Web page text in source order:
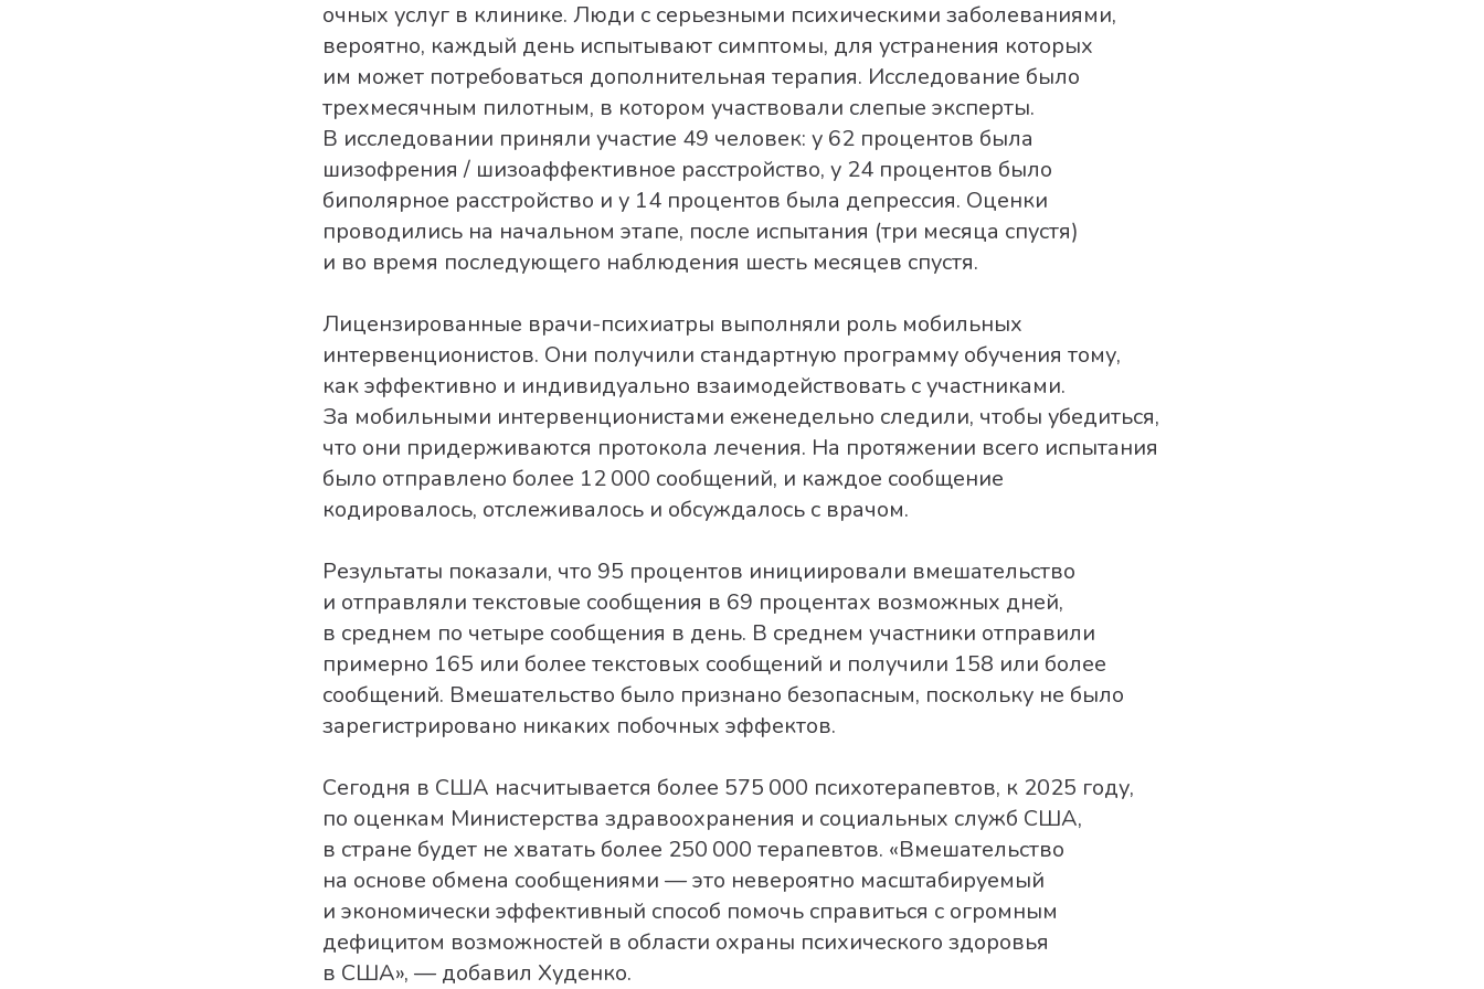
очных услуг в клинике. Люди с серьезными психическими заболеваниями,
вероятно, каждый день испытывают симптомы, для устранения которых
им может потребоваться дополнительная терапия. Исследование было
трехмесячным пилотным, в котором участвовали слепые эксперты.
В исследовании приняли участие 49 человек: у 62 процентов была
шизофрения / шизоаффективное расстройство, у 24 процентов было
биполярное расстройство и у 14 процентов была депрессия. Оценки
проводились на начальном этапе, после испытания (три месяца спустя)
и во время последующего наблюдения шесть месяцев спустя.
Лицензированные врачи-психиатры выполняли роль мобильных
интервенционистов. Они получили стандартную программу обучения тому,
как эффективно и индивидуально взаимодействовать с участниками.
За мобильными интервенционистами еженедельно следили, чтобы убедиться,
что они придерживаются протокола лечения. На протяжении всего испытания
было отправлено более 12 000 сообщений, и каждое сообщение
кодировалось, отслеживалось и обсуждалось с врачом.
Результаты показали, что 95 процентов инициировали вмешательство
и отправляли текстовые сообщения в 69 процентах возможных дней,
в среднем по четыре сообщения в день. В среднем участники отправили
примерно 165 или более текстовых сообщений и получили 158 или более
сообщений. Вмешательство было признано безопасным, поскольку не было
зарегистрировано никаких побочных эффектов.
Сегодня в США насчитывается более 575 000 психотерапевтов, к 2025 году,
по оценкам Министерства здравоохранения и социальных служб США,
в стране будет не хватать более 250 000 терапевтов. «Вмешательство
на основе обмена сообщениями — это невероятно масштабируемый
и экономически эффективный способ помочь справиться с огромным
дефицитом возможностей в области охраны психического здоровья
в США», — добавил Худенко.